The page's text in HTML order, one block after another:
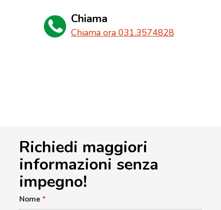
Chiama
Chiama ora 031.3574828
Richiedi maggiori
informazioni senza
impegno!
Nome *